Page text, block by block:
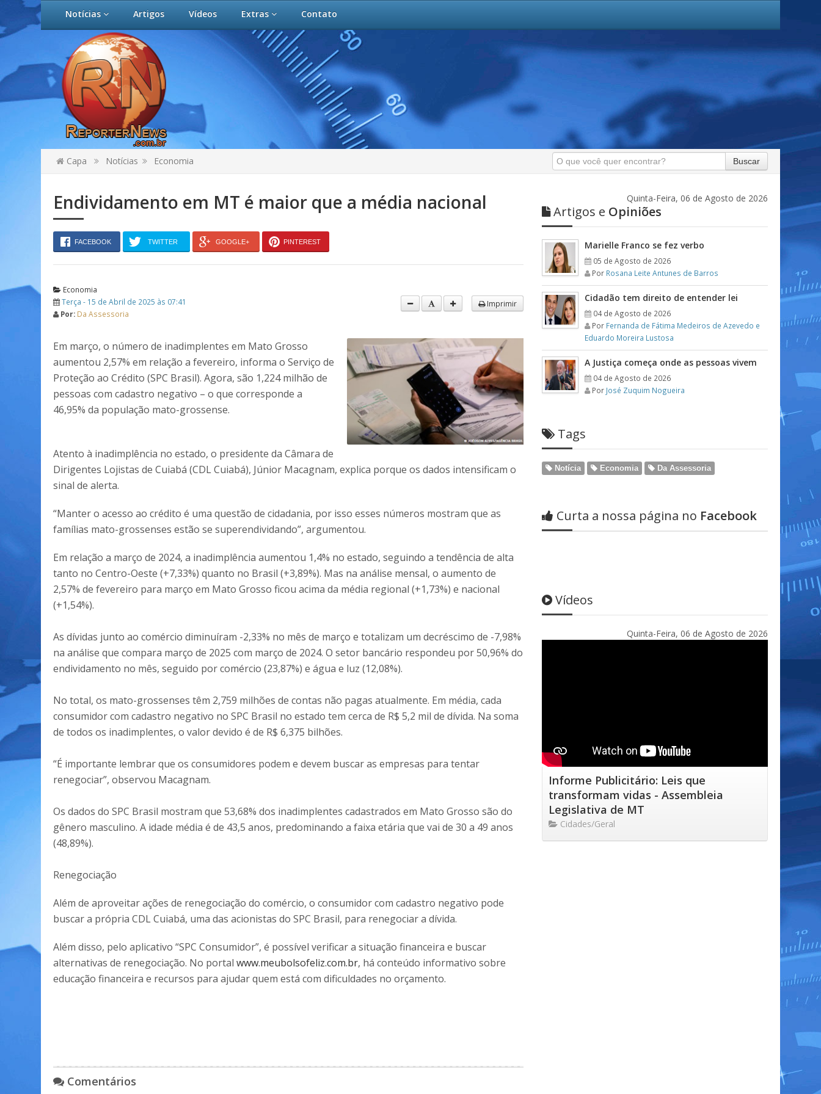
Notícias Artigos Vídeos Extras Contato
Capa Notícias Economia Buscar
Endividamento em MT é maior que a média nacional
FACEBOOK TWITTER GOOGLE+ PINTEREST
Economia
Terça - 15 de Abril de 2025 às 07:41
Por: Da Assessoria
Imprimir
Em março, o número de inadimplentes em Mato Grosso
aumentou 2,57% em relação a fevereiro, informa o Serviço de
Proteção ao Crédito (SPC Brasil). Agora, são 1,224 milhão de
pessoas com cadastro negativo – o que corresponde a
46,95% da população mato-grossense.
Atento à inadimplência no estado, o presidente da Câmara de
Dirigentes Lojistas de Cuiabá (CDL Cuiabá), Júnior Macagnam, explica porque os dados intensificam o
sinal de alerta.
“Manter o acesso ao crédito é uma questão de cidadania, por isso esses números mostram que as
famílias mato-grossenses estão se superendividando”, argumentou.
Em relação a março de 2024, a inadimplência aumentou 1,4% no estado, seguindo a tendência de alta
tanto no Centro-Oeste (+7,33%) quanto no Brasil (+3,89%). Mas na análise mensal, o aumento de
2,57% de fevereiro para março em Mato Grosso ficou acima da média regional (+1,73%) e nacional
(+1,54%).
As dívidas junto ao comércio diminuíram -2,33% no mês de março e totalizam um decréscimo de -7,98%
na análise que compara março de 2025 com março de 2024. O setor bancário respondeu por 50,96% do
endividamento no mês, seguido por comércio (23,87%) e água e luz (12,08%).
No total, os mato-grossenses têm 2,759 milhões de contas não pagas atualmente. Em média, cada
consumidor com cadastro negativo no SPC Brasil no estado tem cerca de R$ 5,2 mil de dívida. Na soma
de todos os inadimplentes, o valor devido é de R$ 6,375 bilhões.
“É importante lembrar que os consumidores podem e devem buscar as empresas para tentar
renegociar”, observou Macagnam.
Os dados do SPC Brasil mostram que 53,68% dos inadimplentes cadastrados em Mato Grosso são do
gênero masculino. A idade média é de 43,5 anos, predominando a faixa etária que vai de 30 a 49 anos
(48,89%).
Renegociação
Além de aproveitar ações de renegociação do comércio, o consumidor com cadastro negativo pode
buscar a própria CDL Cuiabá, uma das acionistas do SPC Brasil, para renegociar a dívida.
Além disso, pelo aplicativo “SPC Consumidor”, é possível verificar a situação financeira e buscar
alternativas de renegociação. No portal www.meubolsofeliz.com.br, há conteúdo informativo sobre
educação financeira e recursos para ajudar quem está com dificuldades no orçamento.
Comentários
Quinta-Feira, 06 de Agosto de 2026
Artigos e Opiniões
Marielle Franco se fez verbo
05 de Agosto de 2026
Por Rosana Leite Antunes de Barros
Cidadão tem direito de entender lei
04 de Agosto de 2026
Por Fernanda de Fátima Medeiros de Azevedo e
Eduardo Moreira Lustosa
A Justiça começa onde as pessoas vivem
04 de Agosto de 2026
Por José Zuquim Nogueira
Tags
Notícia Economia Da Assessoria
Curta a nossa página no Facebook
Vídeos
Quinta-Feira, 06 de Agosto de 2026
Informe Publicitário: Leis que
transformam vidas - Assembleia
Legislativa de MT
Cidades/Geral